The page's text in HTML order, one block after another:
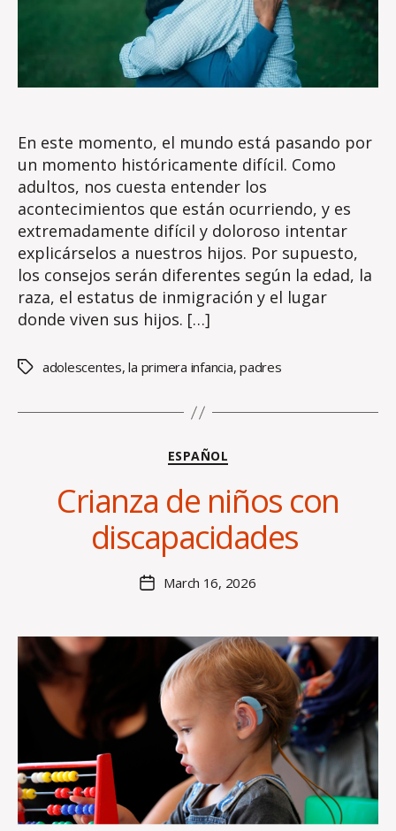
En este momento, el mundo está pasando por
un momento históricamente difícil. Como
adultos, nos cuesta entender los
acontecimientos que están ocurriendo, y es
extremadamente difícil y doloroso intentar
explicárselos a nuestros hijos. Por supuesto,
los consejos serán diferentes según la edad, la
raza, el estatus de inmigración y el lugar
donde viven sus hijos. […]
Tagsadolescentes,la primera infancia,padres
Categories
ESPAÑOL
Crianza de niños con
discapacidades
author
y
H
al
e
B
s
e
PostMarch 16, 2026